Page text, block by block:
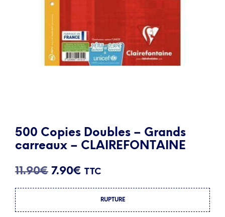
500 Copies Doubles – Grands
carreaux – CLAIREFONTAINE
11.90€ Le
prix
7.90€ Le
prix
actuel
TTC
RUPTURE